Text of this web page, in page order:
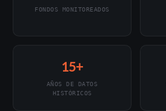
FONDOS MONITOREADOS
15+
AÑOS DE DATOS
HISTÓRICOS